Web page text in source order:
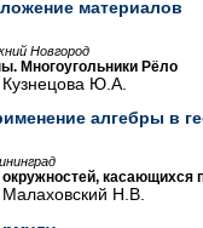
материалов
Новгород
Многоугольники Рёло
Ю.А.
алгебры в
Малаховский Н.В.